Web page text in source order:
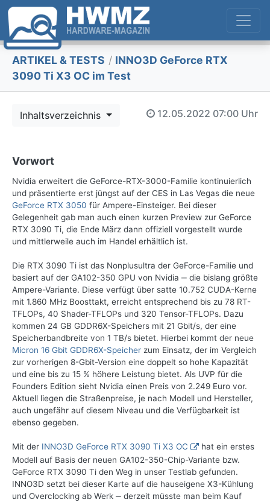
ARTIKEL & TESTS / INNO3D GeForce RTX
3090 Ti X3 OC im Test
Inhaltsverzeichnis 12.05.2022 07:00 Uhr
Vorwort
Nvidia erweitert die GeForce-RTX-3000-Familie kontinuierlich
und präsentierte erst jüngst auf der CES in Las Vegas die neue
GeForce RTX 3050 für Ampere-Einsteiger. Bei dieser
Gelegenheit gab man auch einen kurzen Preview zur GeForce
RTX 3090 Ti, die Ende März dann offiziell vorgestellt wurde
und mittlerweile auch im Handel erhältlich ist.
Die RTX 3090 Ti ist das Nonplusultra der GeForce-Familie und
basiert auf der GA102-350 GPU von Nvidia ‒ die bislang größte
Ampere-Variante. Diese verfügt über satte 10.752 CUDA-Kerne
mit 1.860 MHz Boosttakt, erreicht entsprechend bis zu 78 RT-
TFLOPs, 40 Shader-TFLOPs und 320 Tensor-TFLOPs. Dazu
kommen 24 GB GDDR6X-Speichers mit 21 Gbit/s, der eine
Speicherbandbreite von 1 TB/s bietet. Hierbei kommt der neue
Micron 16 Gbit GDDR6X-Speicher zum Einsatz, der im Vergleich
zur vorherigen 8-Gbit-Version eine doppelt so hohe Kapazität
und eine bis zu 15 % höhere Leistung bietet. Als UVP für die
Founders Edition sieht Nvidia einen Preis von 2.249 Euro vor.
Aktuell liegen die Straßenpreise, je nach Modell und Hersteller,
auch ungefähr auf diesem Niveau und die Verfügbarkeit ist
ebenso gegeben.
Mit der INNO3D GeForce RTX 3090 Ti X3 OC
hat ein erstes
Modell auf Basis der neuen GA102-350-Chip-Variante bzw.
GeForce RTX 3090 Ti den Weg in unser Testlab gefunden.
INNO3D setzt bei dieser Karte auf die hauseigene X3-Kühlung
und Overclocking ab Werk ‒ derzeit müsste man beim Kauf